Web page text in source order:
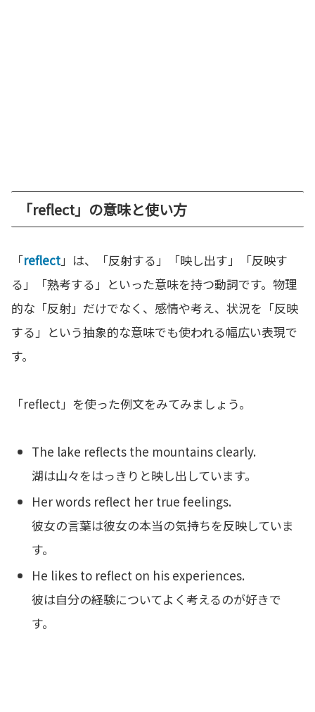
「reflect」の意味と使い方
「reflect」は、「反射する」「映し出す」「反映す
る」「熟考する」といった意味を持つ動詞です。物理
的な「反射」だけでなく、感情や考え、状況を「反映
する」という抽象的な意味でも使われる幅広い表現で
す。
「reflect」を使った例文をみてみましょう。
The lake reflects the mountains clearly.
湖は山々をはっきりと映し出しています。
Her words reflect her true feelings.
彼女の言葉は彼女の本当の気持ちを反映していま
す。
He likes to reflect on his experiences.
彼は自分の経験についてよく考えるのが好きで
す。